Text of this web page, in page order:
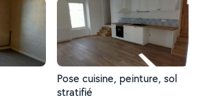
Pose cuisine, peinture, sol
stratifié